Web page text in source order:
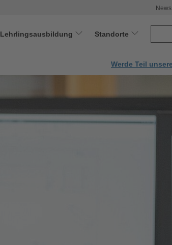
Lehrlingsausbildung Standorte
Werde Teil